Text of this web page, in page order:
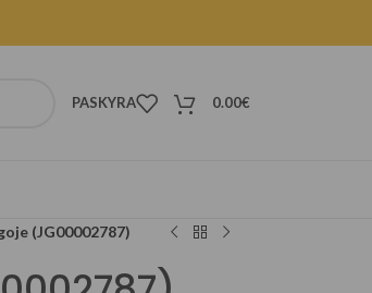
PASKYRA 0.00€
(JG00002787)